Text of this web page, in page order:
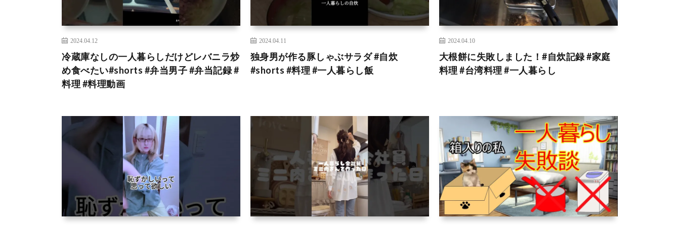
2024.04.12
冷蔵庫なしの一人暮らしだけどレバニラ炒
め食べたい#shorts #弁当男子 #弁当記録 #
料理 #料理動画
2024.04.11
独身男が作る豚しゃぶサラダ #自炊
#shorts #料理 #一人暮らし飯
2024.04.10
大根餅に失敗しました！#自炊記録 #家庭
料理 #台湾料理 #一人暮らし